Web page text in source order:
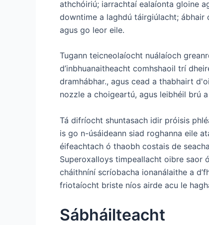
athchóiriú; iarrachtaí ealaíonta gloine
downtime a laghdú táirgiúlacht; ábhair
agus go leor eile.
Tugann teicneolaíocht nuálaíoch
d’inbhuanaitheacht comhshaoil ​​trí
dramhábhar., agus cead a thabhairt
nozzle a choigeartú, agus leibhéil brú
Tá difríocht shuntasach idir próisis
is go n-úsáideann siad roghanna eile
éifeachtach ó thaobh costais de
Superoxalloys timpeallacht oibre saor
cháithníní scríobacha ionanálaithe a
friotaíocht briste níos airde acu le
Sábháilteacht